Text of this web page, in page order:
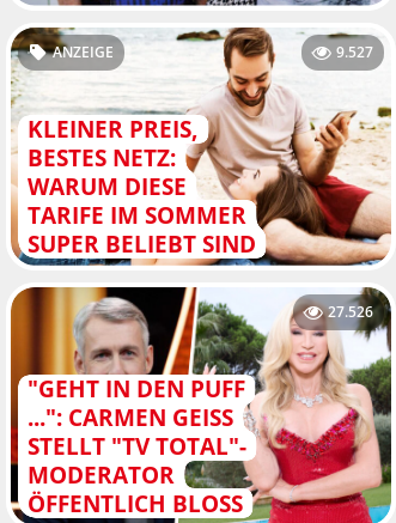
KLEINER PREIS,
BESTES NETZ:
WARUM DIESE
TARIFE IM SOMMER
SUPER BELIEBT SIND
ANZEIGE 9.527
"GEHT IN DEN PUFF
...": CARMEN GEISS
STELLT "TV TOTAL"-
MODERATOR
ÖFFENTLICH BLOSS
27.526